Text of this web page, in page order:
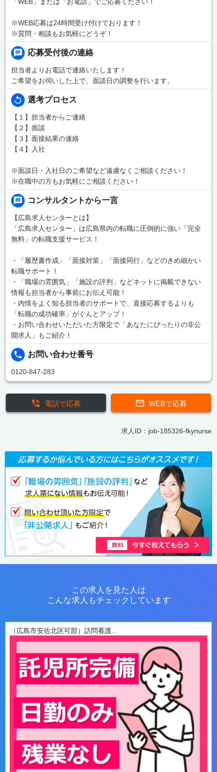
※WEB応募は24時間受け付けております！
※質問・相談もお気軽にどうぞ！
応募受付後の連絡
担当者よりお電話で連絡いたします！
ご希望をお伺いした上で、面談日の調整を行います。
選考プロセス
【１】担当者からご連絡
【２】面談
【３】面接結果の連絡
【４】入社
※面談日・入社日のご希望など遠慮なくご相談ください！
※在職中の方もお気軽にご相談ください！
コンサルタントから一言
【広島求人センターとは】
「広島求人センター」は広島県内の転職に圧倒的に強い「完全
無料」の転職支援サービス！
・「履歴書作成」「面接対策」「面接同行」などのきめ細かい
転職サポート！
・「職場の雰囲気」「施設の評判」などネットに掲載できない
情報も担当者から事前にお伝え可能！
・内情をよく知る担当者のサポートで、直接応募するよりも
「転職の成功確率」がぐんとアップ！
・お問い合わせいただいた方限定で「あなたにぴったりの非公
開求人」もご紹介！
お問い合わせ番号
0120-847-283
WEBで応募
電話で応募
求人ID：job-185326-fkynurse
この求人を見た人は
こんな求人もチェックしています
（広島市安佐北区可部）訪問看護...